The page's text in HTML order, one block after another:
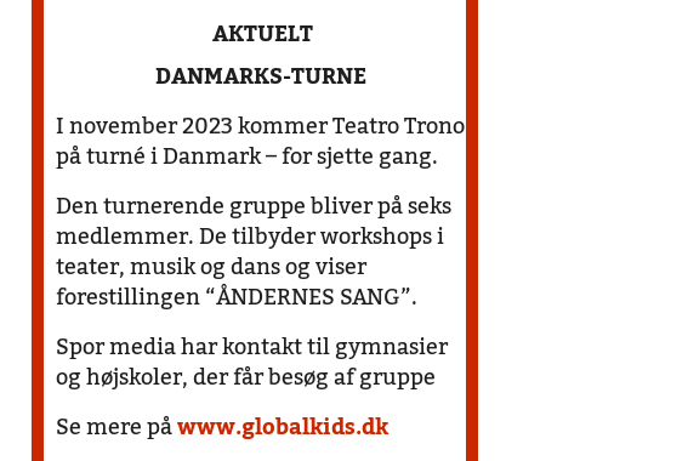
AKTUELT
DANMARKS-TURNE
I november 2023 kommer Teatro Trono
på turné i Danmark – for sjette gang.
Den turnerende gruppe bliver på seks
medlemmer. De tilbyder workshops i
teater, musik og dans og viser
forestillingen “ÅNDERNES SANG”.
Spor media har kontakt til gymnasier
og højskoler, der får besøg af gruppe
Se mere påwww.globalkids.dk